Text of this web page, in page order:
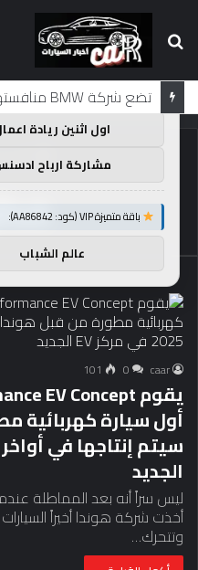
بحث
عن
الرئيسية
caar
0
101
أول سيارة كهربائية
الجديد
ليس سراً أنه بعد المماطلة عندما
أخذت شركة هوندا أخيراً
وتتحرك…
توصيات :
باقة متميزة VIP (كود: AA38045):
اول اثنين ريادة
مشاركة ارباح
باقة متميزة VIP (كود: AA86842):
عالم الشباب